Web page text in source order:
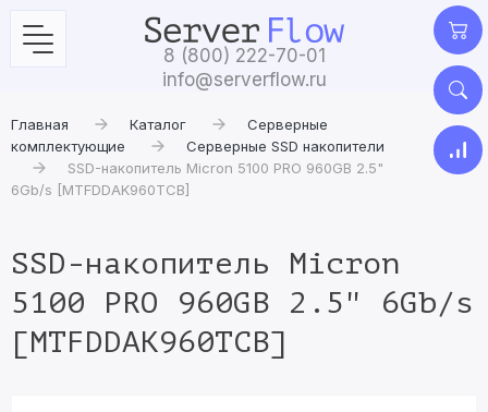
8 (800) 222-70-01
info@serverflow.ru
Главная Каталог
Серверные
комплектующие
Серверные SSD накопители
SSD-накопитель Micron 5100 PRO 960GB 2.5"
6Gb/s [MTFDDAK960TCB]
SSD-накопитель Micron
5100 PRO 960GB 2.5" 6Gb/s
[MTFDDAK960TCB]